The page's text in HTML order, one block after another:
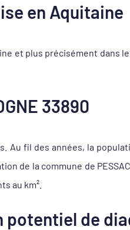
en Aquitaine
et plus précisément dans
33890
Au fil des années, la
de la commune de
au km².
potentiel de